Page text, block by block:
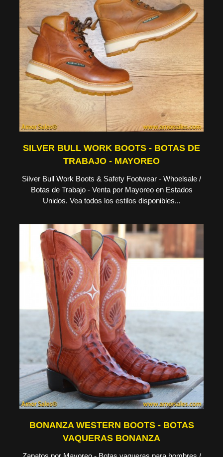
SILVER BULL WORK BOOTS - BOTAS DE
TRABAJO - MAYOREO
Silver Bull Work Boots & Safety Footwear - Whoelsale /
Botas de Trabajo - Venta por Mayoreo en Estados
Unidos. Vea todos los estilos disponibles...
BONANZA WESTERN BOOTS - BOTAS
VAQUERAS BONANZA